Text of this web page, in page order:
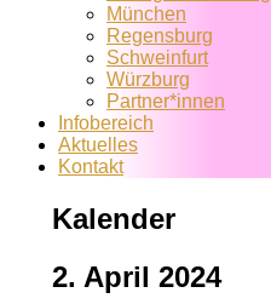
München
Regensburg
Schweinfurt
Würzburg
Partner*innen
Infobereich
Aktuelles
Kontakt
Kalender
2. April 2024